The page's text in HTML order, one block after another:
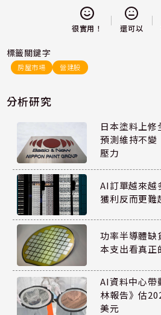
很實用！ 還可以
標籤關鍵字
房屋市場 營建股
分析研究
日本塗料上修
預測維持不
壓力
AI訂單越來越
獲利反而更難
功率半導體缺
本支出看真正
AI資料中心
林報告》估
美元